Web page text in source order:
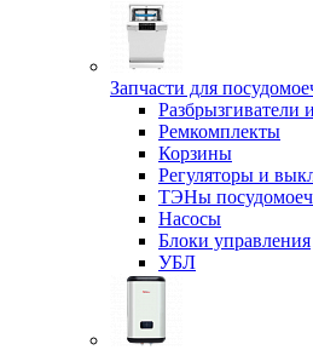
Запчасти для
Разбрызгиватели
Ремкомплекты
Корзины
Регуляторы и
ТЭНы
Насосы
Блоки управления
УБЛ